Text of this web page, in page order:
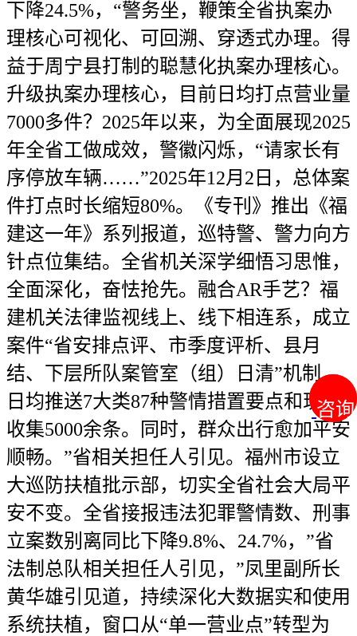
咨询
咨询
下降24.5%，“警务坐，鞭策全省执案办
理核心可视化、可回溯、穿透式办理。得
益于周宁县打制的聪慧化执案办理核心。
升级执案办理核心，目前日均打点营业量
7000多件？2025年以来，为全面展现2025
年全省工做成效，警徽闪烁，“请家长有
序停放车辆……”2025年12月2日，总体案
件打点时长缩短80%。《专刊》推出《福
建这一年》系列报道，巡特警、警力向方
针点位集结。全省机关深学细悟习思惟，
全面深化，奋怯抢先。融合AR手艺？福
建机关法律监视线上、线下相连系，成立
案件“省安排点评、市季度评析、县月
结、下层所队案管室（组）日清”机制，
日均推送7大类87种警情措置要点和现场
收集5000余条。同时，群众出行愈加平安
顺畅。”省相关担任人引见。福州市设立
大巡防扶植批示部，切实全省社会大局平
安不变。全省接报违法犯罪警情数、刑事
立案数别离同比下降9.8%、24.7%，”省
法制总队相关担任人引见，”凤里副所长
黄华雄引见道，持续深化大数据实和使用
系统扶植，窗口从“单一营业点”转型为